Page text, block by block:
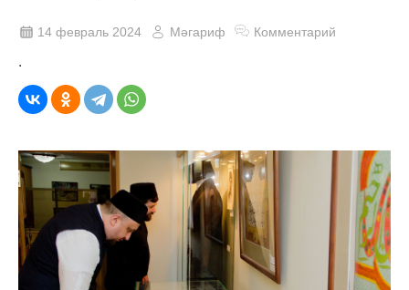
14 февраль 2024 Мәгариф Комментарий
.